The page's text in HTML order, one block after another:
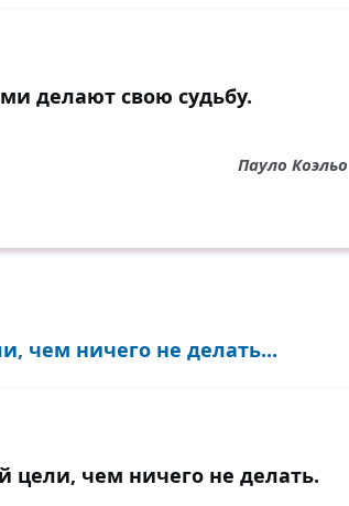
делают свою судьбу.
Пауло Коэльо
чем ничего не делать...
цели, чем ничего не делать.